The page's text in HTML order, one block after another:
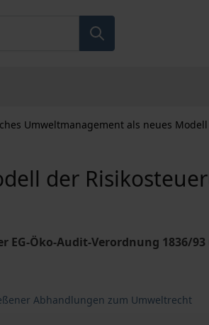
Umweltmanagement als neues
der
EG-Öko-Audit-Verordnung 1836/
Abhandlungen zum Umweltrecht